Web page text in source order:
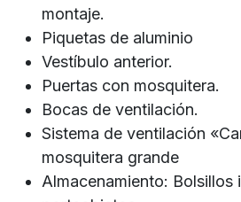
montaje.
Piquetas de aluminio
Vestíbulo anterior.
Puertas con mosquitera.
Bocas de ventilación.
Sistema de ventilación
mosquitera grande
Almacenamiento: Bolsillos